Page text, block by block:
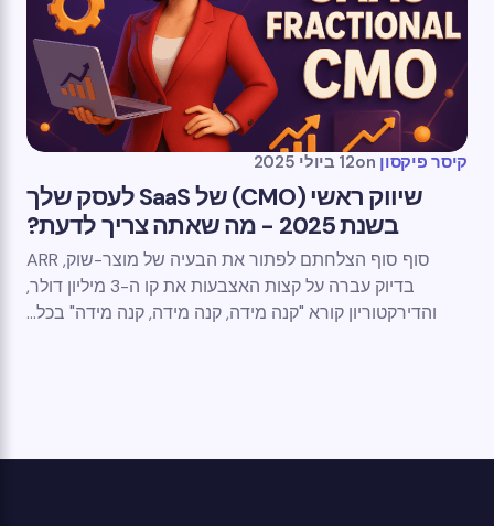
קיסר פיקסון on12 ביולי 2025
שיווק ראשי (CMO) של SaaS לעסק שלך
בשנת 2025 - מה שאתה צריך לדעת?
סוף סוף הצלחתם לפתור את הבעיה של מוצר-שוק, ARR
בדיוק עברה על קצות האצבעות את קו ה-3 מיליון דולר,
והדירקטוריון קורא "קנה מידה, קנה מידה, קנה מידה" בכל...